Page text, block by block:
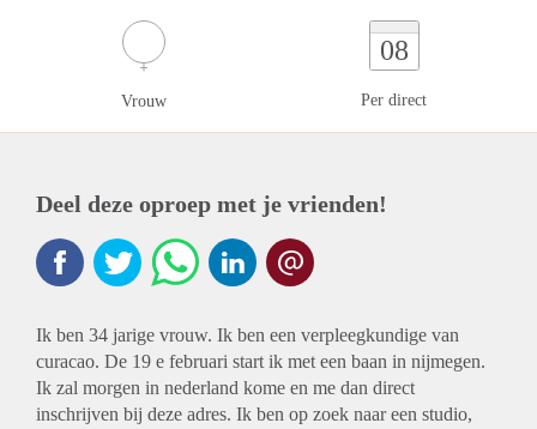
Vrouw
08
Per direct
Deel deze oproep met je vrienden!
Ik ben 34 jarige vrouw. Ik ben een verpleegkundige van
curacao. De 19 e februari start ik met een baan in nijmegen.
Ik zal morgen in nederland kome en me dan direct
inschrijven bij deze adres. Ik ben op zoek naar een studio,